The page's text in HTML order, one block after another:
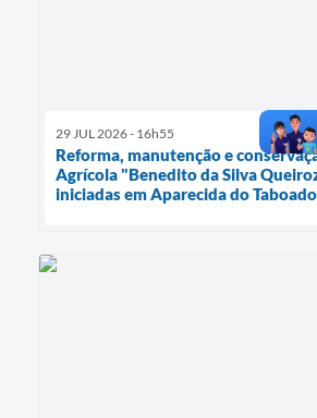
29 JUL 2026 - 16h55
Reforma, manutenção e
Agrícola "Benedito da Silva
iniciadas em Aparecida do Taboado